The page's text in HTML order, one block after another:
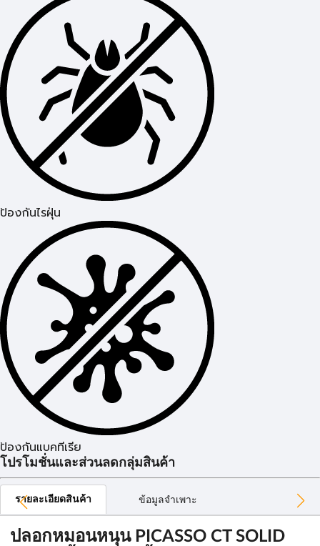
ป้องกันไรฝุ่น
ป้องกันแบคทีเรีย
โปรโมชั่นและส่วนลดกลุ่มสินค้า
รายละเอียดสินค้า ข้อมูลจำเพาะ
ปลอกหมอนหนุน PICASSO CT SOLID